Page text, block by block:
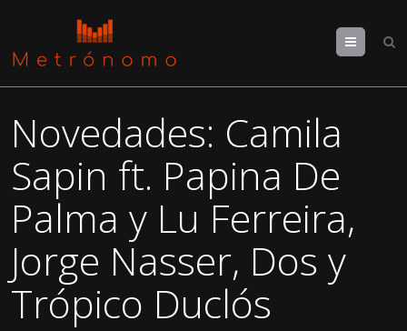
Menu
Novedades: Camila
Sapin ft. Papina De
Palma y Lu Ferreira,
Jorge Nasser, Dos y
Trópico Duclós